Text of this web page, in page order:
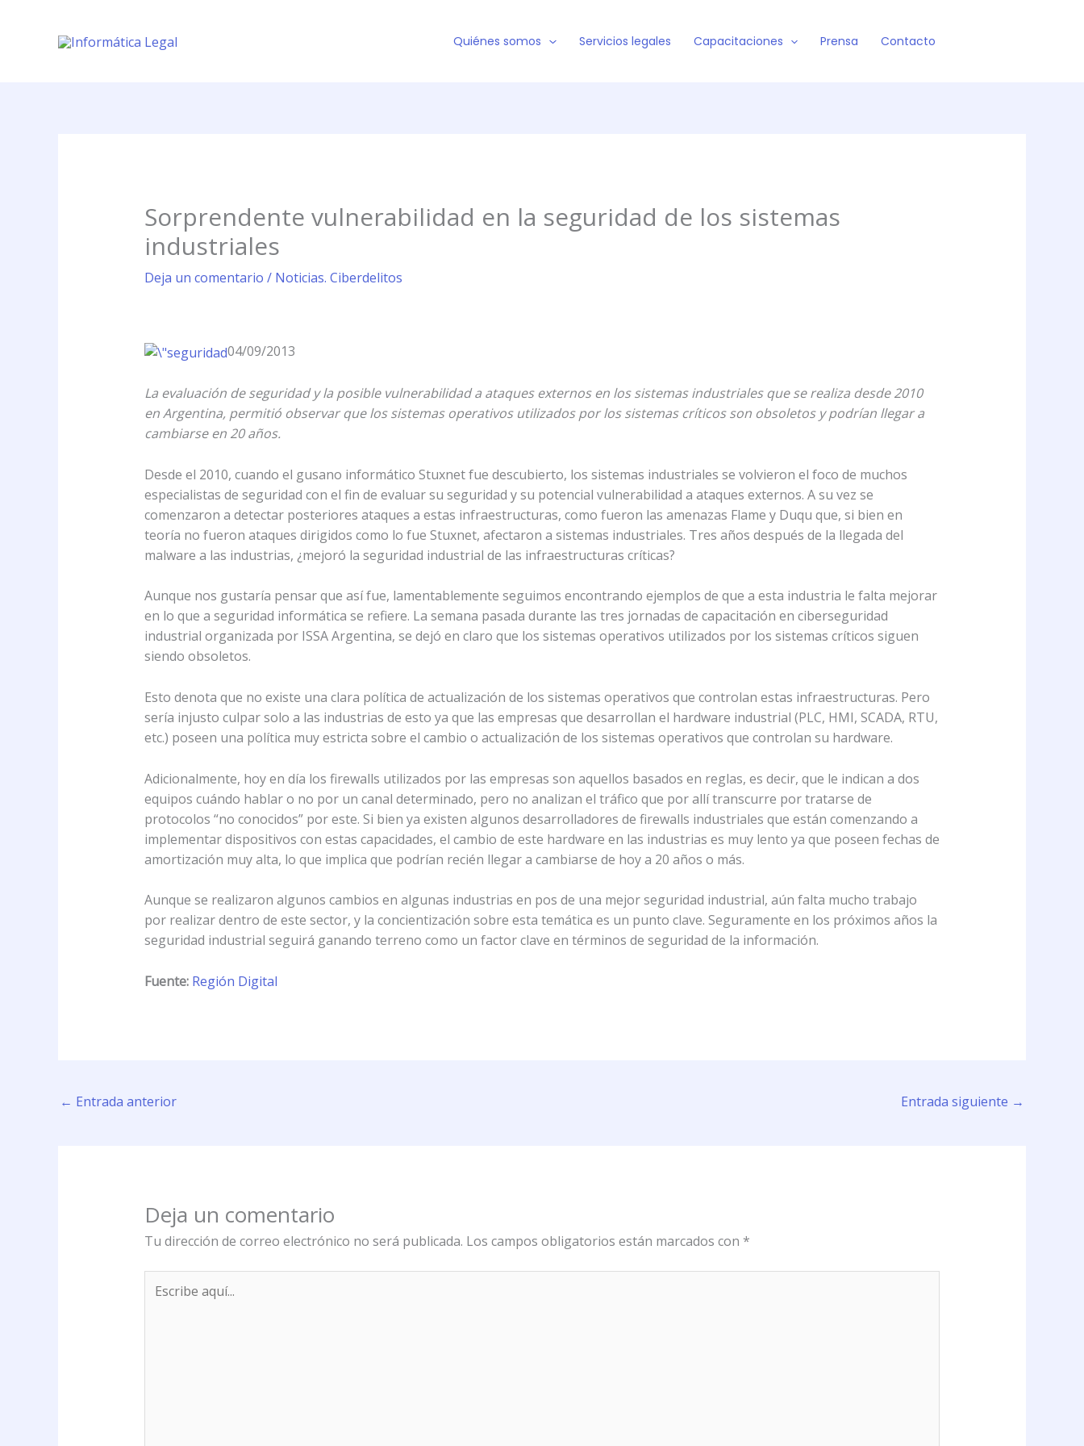
contenido
Quiénes somos Servicios legales Capacitaciones Prensa Contacto
Sorprendente vulnerabilidad en la seguridad de los sistemas
industriales
Deja un comentario / Noticias. Ciberdelitos
04/09/2013
La evaluación de seguridad y la posible vulnerabilidad a ataques externos en los sistemas industriales que se realiza desde 2010
en Argentina, permitió observar que los sistemas operativos utilizados por los sistemas críticos son obsoletos y podrían llegar a
cambiarse en 20 años.
Desde el 2010, cuando el gusano informático Stuxnet fue descubierto, los sistemas industriales se volvieron el foco de muchos
especialistas de seguridad con el fin de evaluar su seguridad y su potencial vulnerabilidad a ataques externos. A su vez se
comenzaron a detectar posteriores ataques a estas infraestructuras, como fueron las amenazas Flame y Duqu que, si bien en
teoría no fueron ataques dirigidos como lo fue Stuxnet, afectaron a sistemas industriales. Tres años después de la llegada del
malware a las industrias, ¿mejoró la seguridad industrial de las infraestructuras críticas?
Aunque nos gustaría pensar que así fue, lamentablemente seguimos encontrando ejemplos de que a esta industria le falta mejorar
en lo que a seguridad informática se refiere. La semana pasada durante las tres jornadas de capacitación en ciberseguridad
industrial organizada por ISSA Argentina, se dejó en claro que los sistemas operativos utilizados por los sistemas críticos siguen
siendo obsoletos.
Esto denota que no existe una clara política de actualización de los sistemas operativos que controlan estas infraestructuras. Pero
sería injusto culpar solo a las industrias de esto ya que las empresas que desarrollan el hardware industrial (PLC, HMI, SCADA, RTU,
etc.) poseen una política muy estricta sobre el cambio o actualización de los sistemas operativos que controlan su hardware.
Adicionalmente, hoy en día los firewalls utilizados por las empresas son aquellos basados en reglas, es decir, que le indican a dos
equipos cuándo hablar o no por un canal determinado, pero no analizan el tráfico que por allí transcurre por tratarse de
protocolos “no conocidos” por este. Si bien ya existen algunos desarrolladores de firewalls industriales que están comenzando a
implementar dispositivos con estas capacidades, el cambio de este hardware en las industrias es muy lento ya que poseen fechas de
amortización muy alta, lo que implica que podrían recién llegar a cambiarse de hoy a 20 años o más.
Aunque se realizaron algunos cambios en algunas industrias en pos de una mejor seguridad industrial, aún falta mucho trabajo
por realizar dentro de este sector, y la concientización sobre esta temática es un punto clave. Seguramente en los próximos años la
seguridad industrial seguirá ganando terreno como un factor clave en términos de seguridad de la información.
Fuente: Región Digital
← Entrada anterior Entrada siguiente →
Deja un comentario
Tu dirección de correo electrónico no será publicada. Los campos obligatorios están marcados con *
aquí...